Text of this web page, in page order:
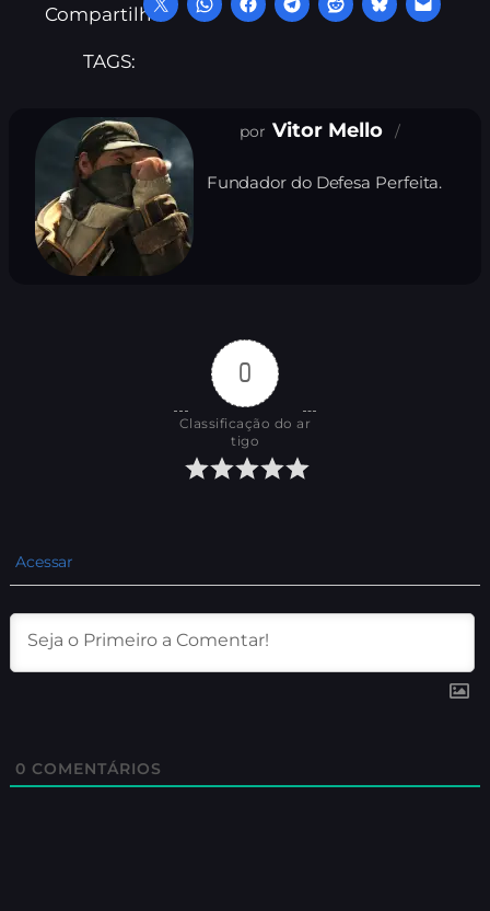
Compartilhe:
TAGS:
Vitor Mello
Fundador do Defesa Perfeita.
0
Classificação do ar
tigo
Acessar
0 COMENTÁRIOS